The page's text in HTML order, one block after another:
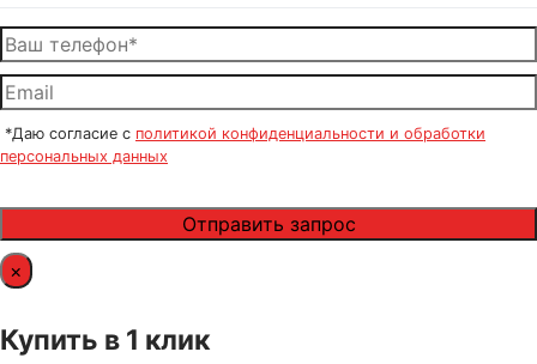
*Даю согласие с политикой конфиденциальности и обработки
персональных данных
×
Купить в 1 клик